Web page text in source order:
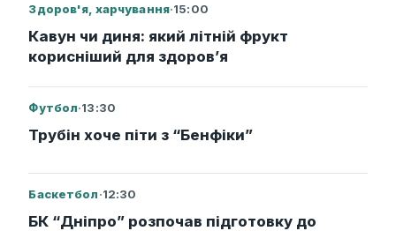
Здоров'я, харчування·15:00
Кавун чи диня: який літній фрукт
корисніший для здоров’я
Футбол·13:30
Трубін хоче піти з “Бенфіки”
Баскетбол·12:30
БК “Дніпро” розпочав підготовку до